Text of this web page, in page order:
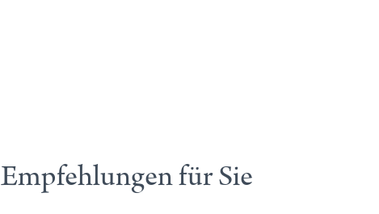
Empfehlungen für Sie